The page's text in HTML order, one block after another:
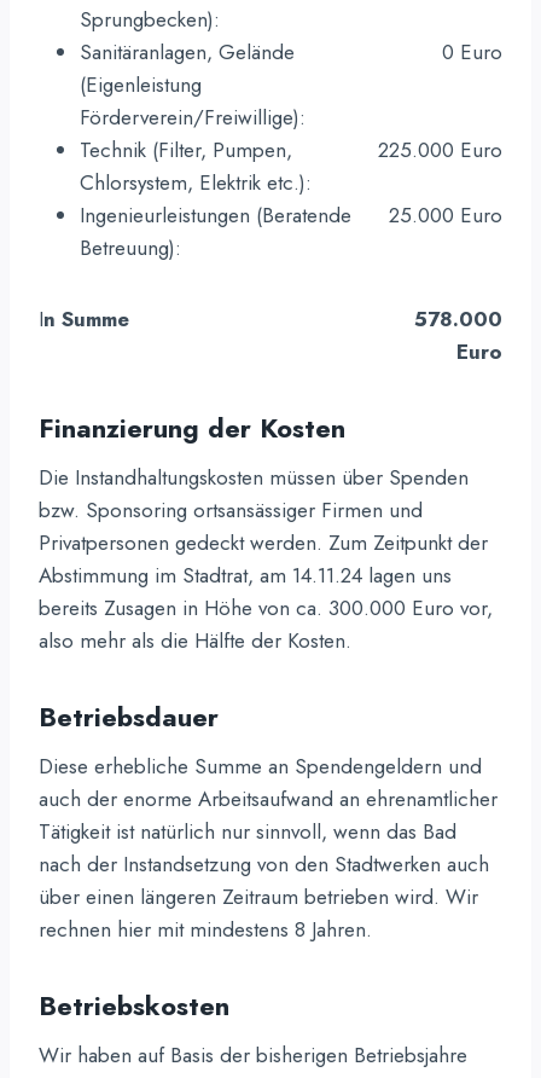
Sprungbecken):
Sanitäranlagen, Gelände
(Eigenleistung
Förderverein/Freiwillige):
0 Euro
Technik (Filter, Pumpen,
Chlorsystem, Elektrik etc.):
225.000 Euro
Ingenieurleistungen (Beratende
Betreuung):
25.000 Euro
In Summe
578.000
Euro
Finanzierung der Kosten
Die Instandhaltungskosten müssen über Spenden
bzw. Sponsoring ortsansässiger Firmen und
Privatpersonen gedeckt werden. Zum Zeitpunkt der
Abstimmung im Stadtrat, am 14.11.24 lagen uns
bereits Zusagen in Höhe von ca. 300.000 Euro vor,
also mehr als die Hälfte der Kosten.
Betriebsdauer
Diese erhebliche Summe an Spendengeldern und
auch der enorme Arbeitsaufwand an ehrenamtlicher
Tätigkeit ist natürlich nur sinnvoll, wenn das Bad
nach der Instandsetzung von den Stadtwerken auch
über einen längeren Zeitraum betrieben wird. Wir
rechnen hier mit mindestens 8 Jahren.
Betriebskosten
Wir haben auf Basis der bisherigen Betriebsjahre